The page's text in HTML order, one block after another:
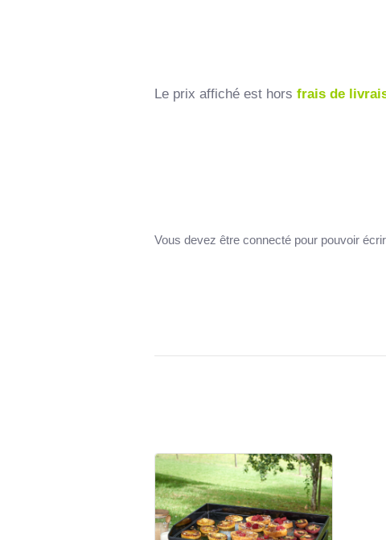
51,95 €
Le prix affiché est hors frais de
Vous devez être connecté pour pouvoir